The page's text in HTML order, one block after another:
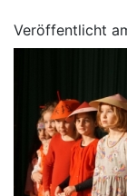
Veröffentlicht